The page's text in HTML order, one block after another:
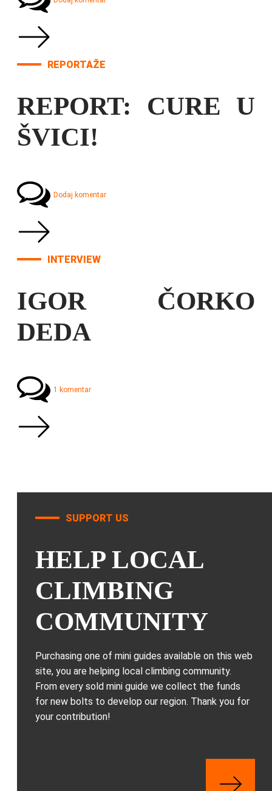
REPORTAŽE
REPORT: CURE U
ŠVICI!
Dodaj komentar
INTERVIEW
IGOR ČORKO
DEDA
1 komentar
SUPPORT US
HELP LOCAL
CLIMBING
COMMUNITY
Purchasing one of mini guides available on this web
site, you are helping local climbing community.
From every sold mini guide we collect the funds
for new bolts to develop our region. Thank you for
your contribution!